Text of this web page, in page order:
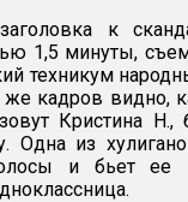
к
1,5 минуты,
техникум
же кадров видно,
Кристина Н.,
Одна из
и бьет ее